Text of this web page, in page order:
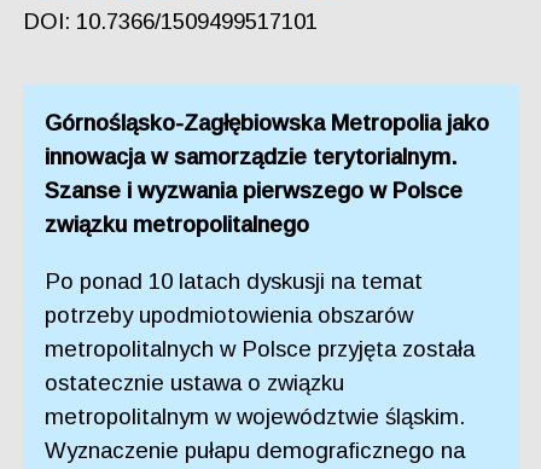
DOI: 10.7366/1509499517101
Górnośląsko-Zagłębiowska Metropolia jako
innowacja w samorządzie terytorialnym.
Szanse i wyzwania pierwszego w Polsce
związku metropolitalnego
Po ponad 10 latach dyskusji na temat
potrzeby upodmiotowienia obszarów
metropolitalnych w Polsce przyjęta została
ostatecznie ustawa o związku
metropolitalnym w województwie śląskim.
Wyznaczenie pułapu demograficznego na